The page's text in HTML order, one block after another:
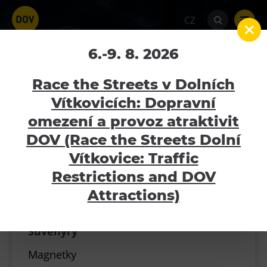
CZ
Suvenýry
Home E-shop Suvenýry
Atraktivity
Bolt Tower
Velký svět techniky
Malý svět techniky U6
Gong
KOŠÍK
Všechny kategorie
Suvenýry
Magnetky
Stránkování příspěvků
6.-9. 8. 2026
Race the Streets v Dolních
Vítkovicích: Dopravní
omezení a provoz atraktivit
DOV (Race the Streets Dolní
Vítkovice: Traffic
Restrictions and DOV
Attractions)